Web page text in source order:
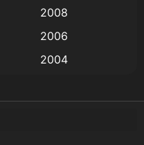
2008
2006
2004
2000